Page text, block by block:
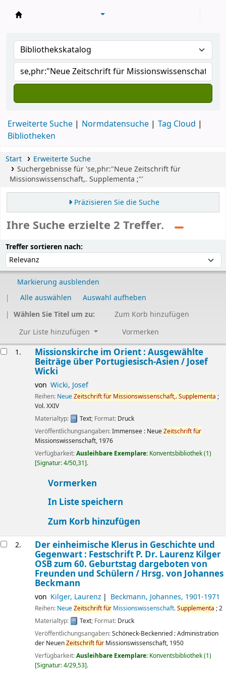
Erweiterte Suche Normdatensuche
Tag Cloud
Bibliotheken
Start
Erweiterte Suche
Suchergebnisse für 'se,phr:"Neue Zeitschrift für
Missionswissenschaft,. Supplementa ;"'
Präzisieren Sie die Suche
Ihre Suche erzielte 2 Treffer.
Treffer sortieren nach:
Markierung ausblenden
Alle auswählen
Auswahl aufheben
Wählen Sie Titel um zu:
Zum Korb hinzufügen
Zur Liste hinzufügen
Vormerken
1. Missionskirche im Orient : Ausgewählte
Beiträge über Portugiesisch-Asien /Josef
Wicki
von Wicki, Josef
Reihen: NeueZeitschriftfür Missionswissenschaft,.Supplementa ;
Vol. XXIV
Materialtyp:
Text; Format: Druck
Veröffentlichungsangaben:Immensee : NeueZeitschriftfür
Missionswissenschaft, 1976
Verfügbarkeit:Ausleihbare Exemplare: Konventsbibliothek(1)
Signatur:4/50,31 .
Vormerken
In Liste speichern
Zum Korb hinzufügen
2. Der einheimische Klerus in Geschichte und
Gegenwart : Festschrift P. Dr. Laurenz Kilger
OSB zum 60. Geburtstag dargeboten von
Freunden und Schülern / Hrsg. von Johannes
Beckmann
von Kilger, Laurenz Beckmann, Johannes, 1901-1971
Reihen: NeueZeitschriftfürMissionswissenschaft.Supplementa ; 2
Materialtyp:
Text; Format: Druck
Veröffentlichungsangaben:Schöneck-Beckenried :Administration
der NeuenZeitschriftfürMissionswissenschaft, 1950
Verfügbarkeit:Ausleihbare Exemplare: Konventsbibliothek(1)
Signatur:4/29,53 .